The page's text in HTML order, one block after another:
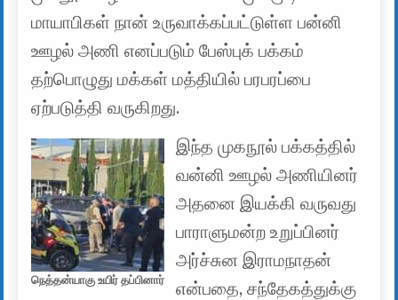
மாயாபிகள் நான் உருவாக்கப்பட்டுள்ள பன்னி
ஊழல் அணி எனப்படும் பேஸ்புக் பக்கம்
தற்பொழுது மக்கள் மத்தியில் பரபரப்பை
ஏற்படுத்தி வருகிறது.
நெத்தன்யாகு உயிர் தப்பினார்
இந்த முகநூல் பக்கத்தில்
வன்னி ஊழல் அணியினர்
அதனை இயக்கி வருவது
பாராளுமன்ற உறுப்பினர்
அர்ச்சுன இராமநாதன்
என்பதை, சந்தேகத்துக்கு